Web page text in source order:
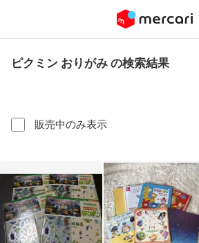
ピクミン おりがみ の検索結果
販売中のみ表示